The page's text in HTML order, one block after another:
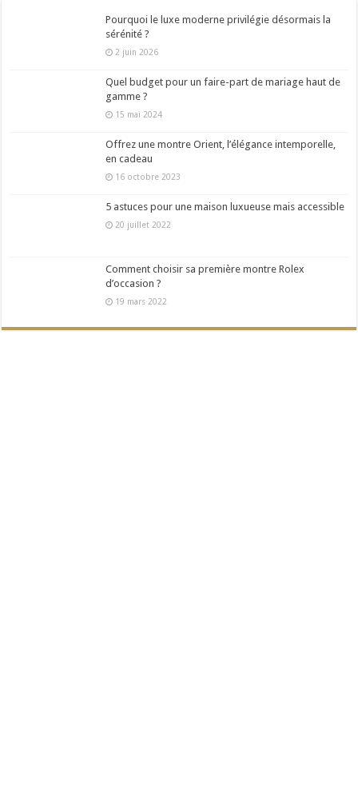
Pourquoi le luxe moderne privilégie désormais la
sérénité ?
2 juin 2026
Quel budget pour un faire-part de mariage haut de
gamme ?
15 mai 2024
Offrez une montre Orient, l’élégance intemporelle,
en cadeau
16 octobre 2023
5 astuces pour une maison luxueuse mais accessible
20 juillet 2022
Comment choisir sa première montre Rolex
d’occasion ?
19 mars 2022